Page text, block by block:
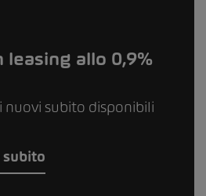
leasing allo 0,9%
nuovi subito disponibili